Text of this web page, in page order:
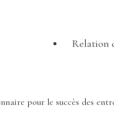
Relation
pour le succès des